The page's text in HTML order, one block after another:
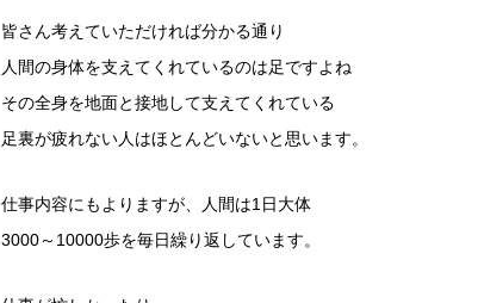
皆さん考えていただければ分かる通り
人間の身体を支えてくれているのは足ですよね
その全身を地面と接地して支えてくれている
足裏が疲れない人はほとんどいないと思います。
仕事内容にもよりますが、人間は1日大体
3000～10000歩を毎日繰り返しています。